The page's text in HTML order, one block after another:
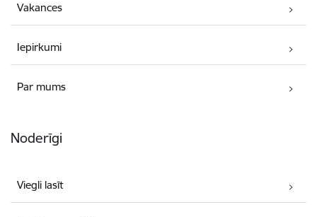
Vakances
Iepirkumi
Par mums
Noderīgi
Viegli lasīt